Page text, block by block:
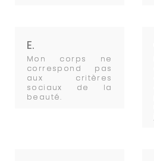
E.
Mon corps ne
correspond pas
aux critères
sociaux de la
beauté.